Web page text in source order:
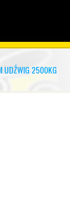
UDŹWIG 2500KG